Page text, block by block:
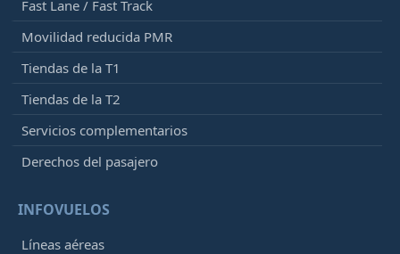
Fast Lane / Fast Track
Movilidad reducida PMR
Tiendas de la T1
Tiendas de la T2
Servicios complementarios
Derechos del pasajero
INFOVUELOS
Líneas aéreas